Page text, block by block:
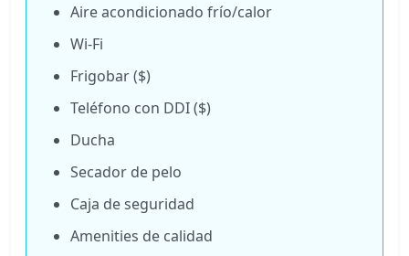
Aire acondicionado frío/calor
Wi-Fi
Frigobar ($)
Teléfono con DDI ($)
Ducha
Secador de pelo
Caja de seguridad
Amenities de calidad